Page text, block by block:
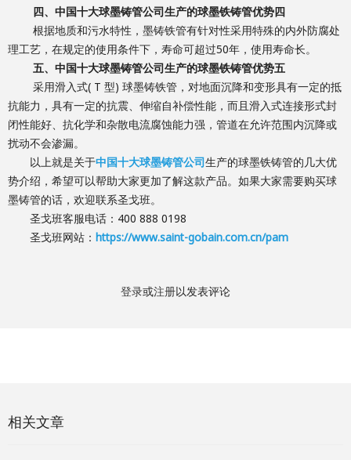
四、中国十大球墨铸管公司生产的球墨铁铸管优势四
根据地质和污水特性，墨铸铁管有针对性采用特殊的内外防腐处
理工艺，在规定的使用条件下，寿命可超过50年，使用寿命长。
五、中国十大球墨铸管公司生产的球墨铁铸管优势五
采用滑入式( T 型) 球墨铸铁管，对地面沉降和变形具有一定的抵
抗能力，具有一定的抗震、伸缩自补偿性能，而且滑入式连接形式封
闭性能好、抗化学和杂散电流腐蚀能力强，管道在允许范围内沉降或
扰动不会渗漏。
以上就是关于中国十大球墨铸管公司生产的球墨铁铸管的几大优
势介绍，希望可以帮助大家更加了解这款产品。如果大家需要购买球
墨铸管的话，欢迎联系圣戈班。
圣戈班客服电话：400 888 0198
圣戈班网站： https://www.saint-gobain.com.cn/pam
登录或注册以发表评论
相关文章